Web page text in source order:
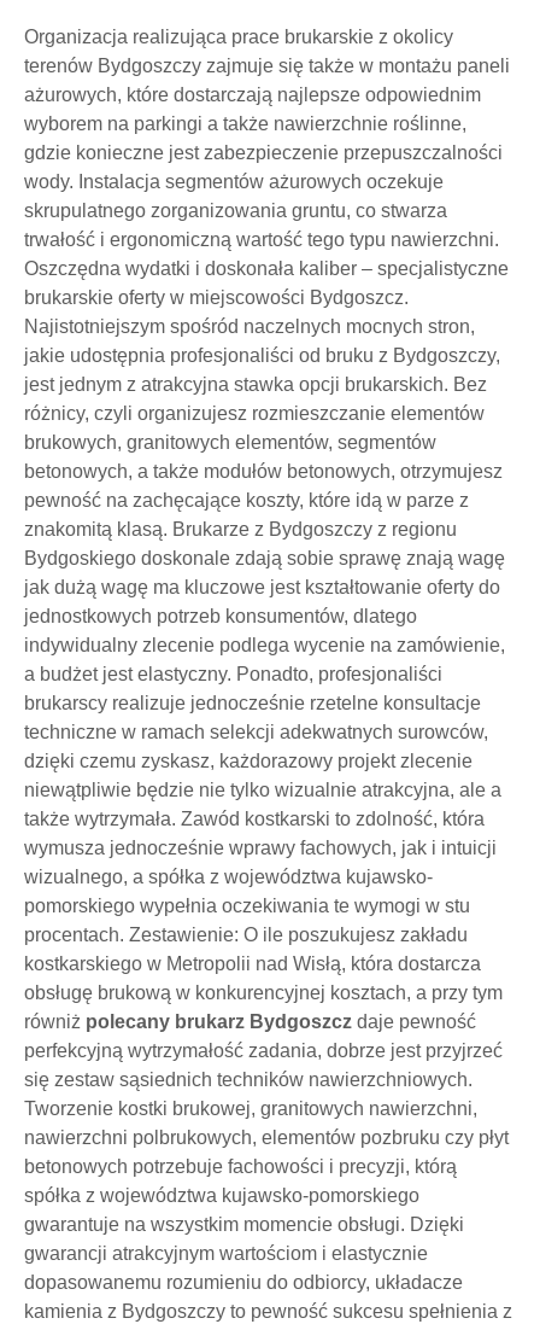
Organizacja realizująca prace brukarskie z okolicy
terenów Bydgoszczy zajmuje się także w montażu paneli
ażurowych, które dostarczają najlepsze odpowiednim
wyborem na parkingi a także nawierzchnie roślinne,
gdzie konieczne jest zabezpieczenie przepuszczalności
wody. Instalacja segmentów ażurowych oczekuje
skrupulatnego zorganizowania gruntu, co stwarza
trwałość i ergonomiczną wartość tego typu nawierzchni.
Oszczędna wydatki i doskonała kaliber – specjalistyczne
brukarskie oferty w miejscowości Bydgoszcz.
Najistotniejszym spośród naczelnych mocnych stron,
jakie udostępnia profesjonaliści od bruku z Bydgoszczy,
jest jednym z atrakcyjna stawka opcji brukarskich. Bez
różnicy, czyli organizujesz rozmieszczanie elementów
brukowych, granitowych elementów, segmentów
betonowych, a także modułów betonowych, otrzymujesz
pewność na zachęcające koszty, które idą w parze z
znakomitą klasą. Brukarze z Bydgoszczy z regionu
Bydgoskiego doskonale zdają sobie sprawę znają wagę
jak dużą wagę ma kluczowe jest kształtowanie oferty do
jednostkowych potrzeb konsumentów, dlatego
indywidualny zlecenie podlega wycenie na zamówienie,
a budżet jest elastyczny. Ponadto, profesjonaliści
brukarscy realizuje jednocześnie rzetelne konsultacje
techniczne w ramach selekcji adekwatnych surowców,
dzięki czemu zyskasz, każdorazowy projekt zlecenie
niewątpliwie będzie nie tylko wizualnie atrakcyjna, ale a
także wytrzymała. Zawód kostkarski to zdolność, która
wymusza jednocześnie wprawy fachowych, jak i intuicji
wizualnego, a spółka z województwa kujawsko-
pomorskiego wypełnia oczekiwania te wymogi w stu
procentach. Zestawienie: O ile poszukujesz zakładu
kostkarskiego w Metropolii nad Wisłą, która dostarcza
obsługę brukową w konkurencyjnej kosztach, a przy tym
równiż polecany brukarz Bydgoszcz daje pewność
perfekcyjną wytrzymałość zadania, dobrze jest przyjrzeć
się zestaw sąsiednich techników nawierzchniowych.
Tworzenie kostki brukowej, granitowych nawierzchni,
nawierzchni polbrukowych, elementów pozbruku czy płyt
betonowych potrzebuje fachowości i precyzji, którą
spółka z województwa kujawsko-pomorskiego
gwarantuje na wszystkim momencie obsługi. Dzięki
gwarancji atrakcyjnym wartościom i elastycznie
dopasowanemu rozumieniu do odbiorcy, układacze
kamienia z Bydgoszczy to pewność sukcesu spełnienia z